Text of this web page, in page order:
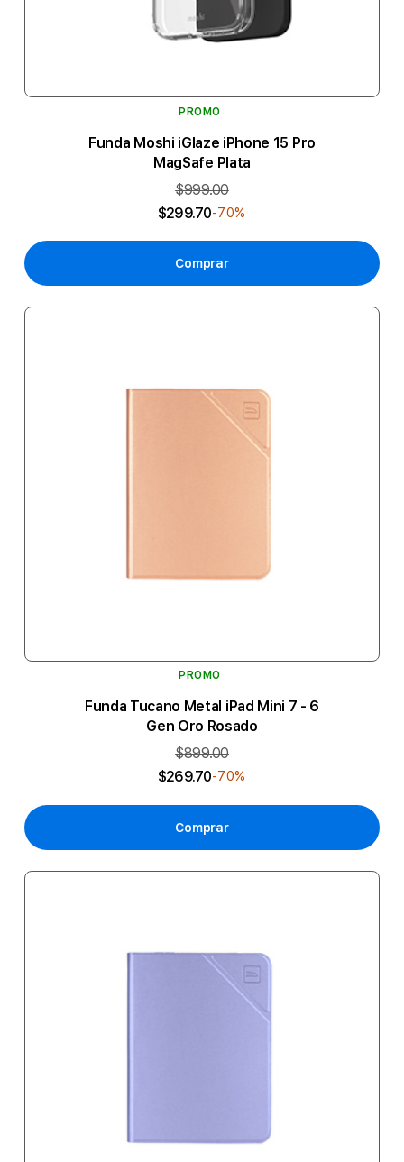
PROMO
Funda Moshi iGlaze iPhone 15 Pro
MagSafe Plata
$999.00
$299.70-70%
Comprar
PROMO
Funda Tucano Metal iPad Mini 7 - 6
Gen Oro Rosado
$899.00
$269.70-70%
Comprar